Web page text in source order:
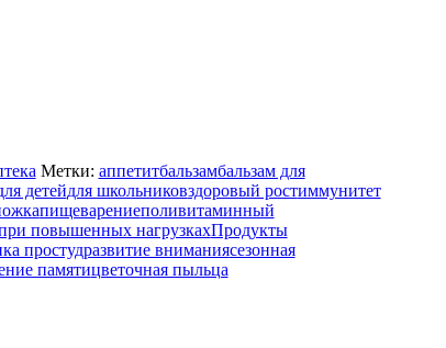
Метки: аппетитбальзамбальзам для
детейдля школьниковздоровый ростиммунитет
пищеварениеполивитаминный
повышенных нагрузкахПродукты
простудразвитие вниманиясезонная
памятицветочная пыльца